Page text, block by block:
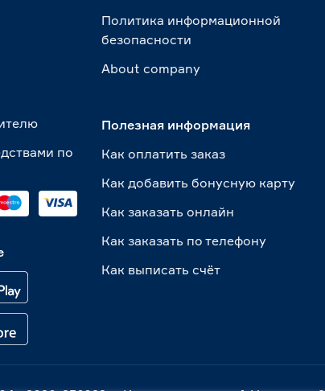
по
Политика информационной
безопасности
About сompany
Полезная информация
Как оплатить заказ
Как добавить бонусную карту
Как заказать онлайн
Как заказать по телефону
Как выписать счёт